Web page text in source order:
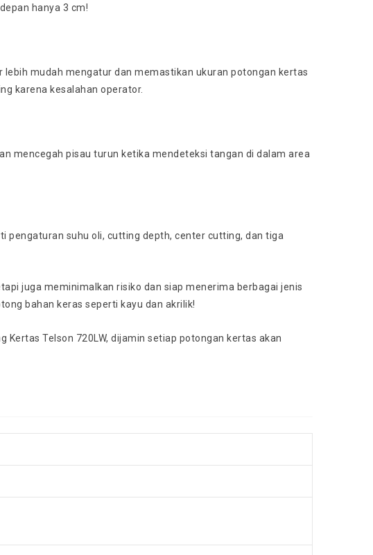
hanya 3 cm!
mudah mengatur dan memastikan ukuran potongan kertas
karena kesalahan operator.
mencegah pisau turun ketika mendeteksi tangan di dalam area
pengaturan suhu oli, cutting depth, center cutting, dan tiga
juga meminimalkan risiko dan siap menerima berbagai jenis
bahan keras seperti kayu dan akrilik!
Telson 720LW, dijamin setiap potongan kertas akan